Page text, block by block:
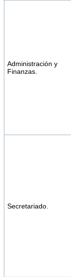
Administración y
Finanzas.
Secretariado.